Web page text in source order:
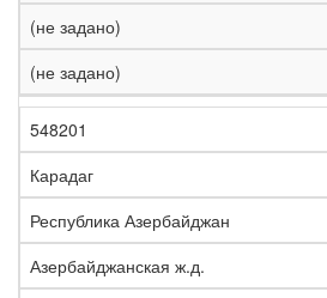
(не задано)
(не задано)
548201
Карадаг
Республика Азербайджан
Азербайджанская ж.д.